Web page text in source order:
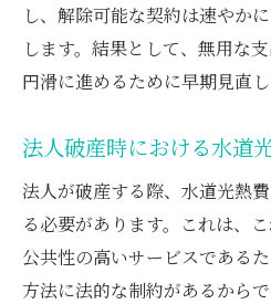
し、解除可能な契約は速やか
します。結果として、無用な
円滑に進めるために早期見直し
法人破産時における水道
法人が破産する際、水道光熱
る必要があります。これは、
公共性の高いサービスである
方法に法的な制約があるから